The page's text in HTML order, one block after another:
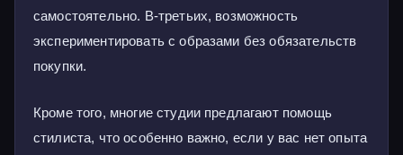
самостоятельно. В-третьих, возможность
экспериментировать с образами без обязательств
покупки.
Кроме того, многие студии предлагают помощь
стилиста, что особенно важно, если у вас нет опыта